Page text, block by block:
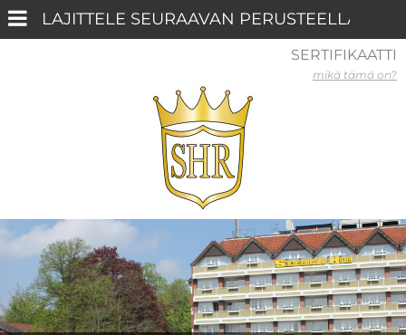
SERTIFIKAATTI
mikä tämä on?